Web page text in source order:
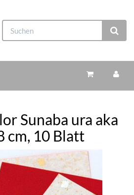
Sunaba ura aka
cm, 10 Blatt